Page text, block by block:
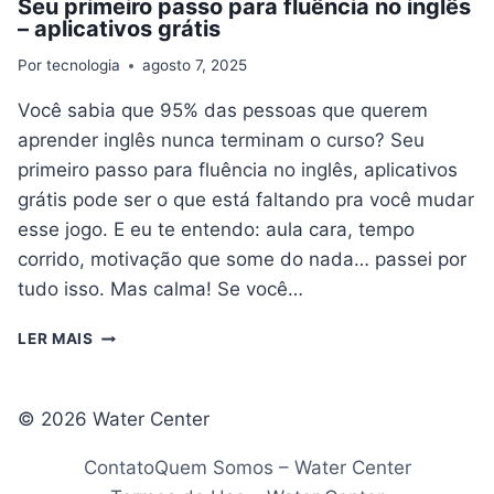
Seu primeiro passo para fluência no inglês
– aplicativos grátis
Por tecnologia agosto 7, 2025
Você sabia que 95% das pessoas que querem
aprender inglês nunca terminam o curso? Seu
primeiro passo para fluência no inglês, aplicativos
grátis pode ser o que está faltando pra você mudar
esse jogo. E eu te entendo: aula cara, tempo
corrido, motivação que some do nada… passei por
tudo isso. Mas calma! Se você…
LER MAIS SEU
FLUÊNCIA
INGLÊS
© 2026 Water Center
ContatoQuem Somos – Water Center